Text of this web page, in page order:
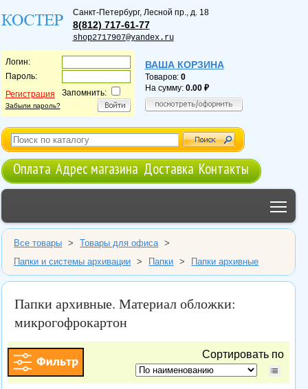
Санкт-Петербург, Лесной пр., д. 18
8(812) 717-61-77
shop2717907@yandex.ru
Логин:
Пароль:
Регистрация
Забыли пароль?
Запомнить:
ВАША КОРЗИНА
Товаров: 0
На сумму: 0.00
Оплата Адрес магазина Доставка Контакты
Все товары > Товары для офиса
>
Папки и системы архивации
> Папки > Папки архивные
Папки архивные. Материал обложки:
микрогофрокартон
Сортировать по